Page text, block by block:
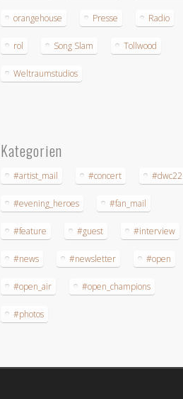
orangehouse Presse Radio
rol Song Slam Tollwood
Weltraumstudios
Kategorien
#artist_mail #concert #dwc22
#evening_heroes #fan_mail
#feature #guest #interview
#news #newsletter #open
#open_air #open_champions
#photos